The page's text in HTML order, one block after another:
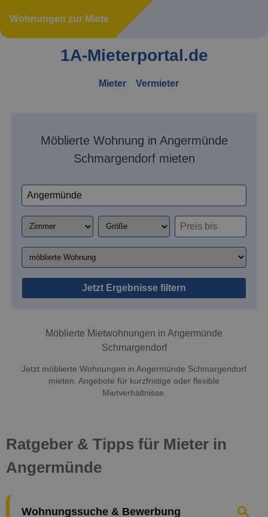
Wohnungen zur Miete
1A-Mieterportal.de
Mieter Vermieter
Möblierte Wohnung in Angermünde
Schmargendorf mieten
Jetzt Ergebnisse filtern
Möblierte Mietwohnungen in Angermünde
Schmargendorf
Jetzt möblierte Wohnungen in Angermünde Schmargendorf
mieten. Angebote für kurzfristige oder flexible
Mietverhältnisse.
Ratgeber & Tipps für Mieter in
Angermünde
Wohnungssuche & Bewerbung